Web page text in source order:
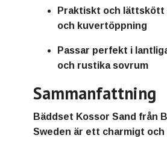
Praktiskt och lättskött
och kuvertöppning
Passar perfekt i
och rustika sovrum
Sammanfattning
Bäddset Kossor Sand från
Sweden är ett charmigt